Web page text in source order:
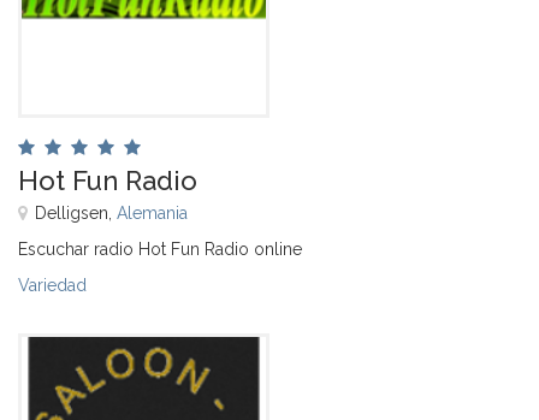
Hot Fun Radio
Delligsen, Alemania
Escuchar radio Hot Fun Radio online
Variedad